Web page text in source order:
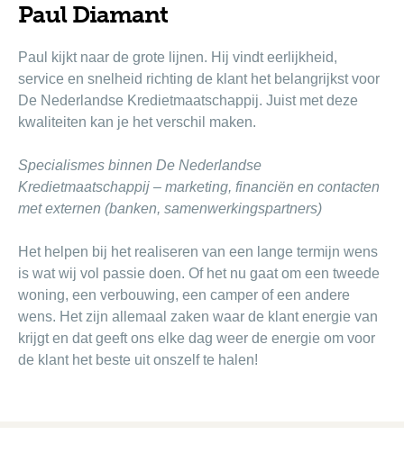
Paul Diamant
Paul kijkt naar de grote lijnen. Hij vindt eerlijkheid,
service en snelheid richting de klant het belangrijkst voor
De Nederlandse Kredietmaatschappij. Juist met deze
kwaliteiten kan je het verschil maken.
Specialismes binnen De Nederlandse
Kredietmaatschappij – marketing, financiën en contacten
met externen (banken, samenwerkingspartners)
Het helpen bij het realiseren van een lange termijn wens
is wat wij vol passie doen. Of het nu gaat om een tweede
woning, een verbouwing, een camper of een andere
wens. Het zijn allemaal zaken waar de klant energie van
krijgt en dat geeft ons elke dag weer de energie om voor
de klant het beste uit onszelf te halen!